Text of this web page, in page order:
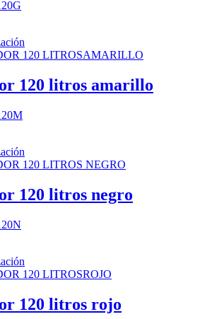
120 litros amarillo
120 litros negro
120 litros rojo